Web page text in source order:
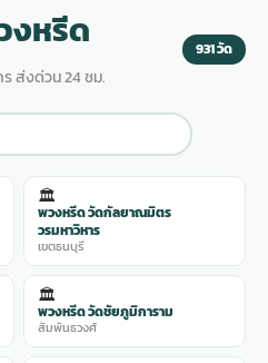
งหรีด
ส่งด่วน 24 ชม.
931 วัด
🏛️
พวงหรีด วัดกัลยาณมิตร
วรมหาวิหาร
เขตธนบุรี
🏛️
พวงหรีด วัดชัยภูมิการาม
สัมพันธวงศ์